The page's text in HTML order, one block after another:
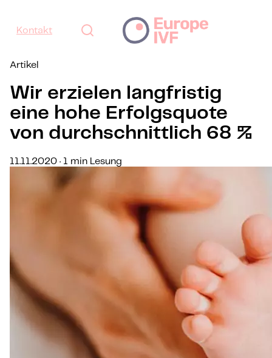
Kontakt
Artikel
Wir erzielen langfristig
eine hohe Erfolgsquote
von durchschnittlich 68 %
11.11.2020 · 1 min Lesung